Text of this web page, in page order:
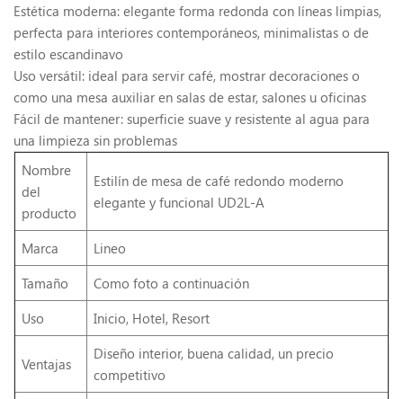
Estética moderna: elegante forma redonda con líneas limpias,
perfecta para interiores contemporáneos, minimalistas o de
estilo escandinavo
Uso versátil: ideal para servir café, mostrar decoraciones o
como una mesa auxiliar en salas de estar, salones u oficinas
Fácil de mantener: superficie suave y resistente al agua para
una limpieza sin problemas
Nombre
del
producto
Estilín de mesa de café redondo moderno
elegante y funcional UD2L-A
Marca
Lineo
Tamaño
Como foto a continuación
Uso
Inicio, Hotel, Resort
Ventajas
Diseño interior, buena calidad, un precio
competitivo